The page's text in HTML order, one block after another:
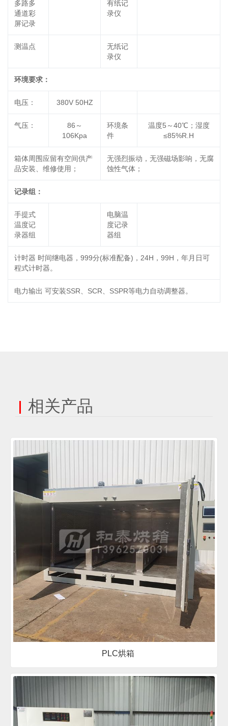
多路多
通道彩
屏记录
有纸记
录仪
测温点
无纸记
录仪
环境要求：
电压： 380V 50HZ
气压：
86～
106Kpa
环境条
件
温度5～40℃；湿度
≤85%R.H
箱体周围应留有空间供产
品安装、维修使用；
无强烈振动，无强磁场影响，无腐
蚀性气体；
记录组：
手提式
温度记
录器组
电脑温
度记录
器组
计时器 时间继电器，999分(标准配备)，24H，99H，年月日可
程式计时器。
电力输出 可安装SSR、SCR、SSPR等电力自动调整器。
相关产品
PLC烘箱